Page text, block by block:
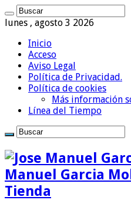
lunes , agosto 3 2026
Inicio
Acceso
Aviso Legal
Política de Privacidad.
Política de cookies
Más información
Línea del Tiempo
Manuel Garcia
Tienda